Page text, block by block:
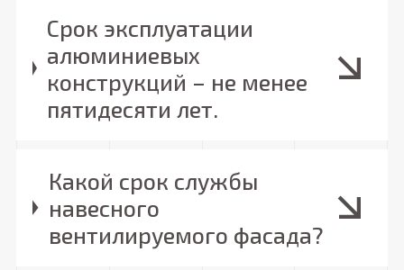
Срок эксплуатации
алюминиевых
конструкций – не менее
пятидесяти лет.
Какой срок службы
навесного
вентилируемого фасада?